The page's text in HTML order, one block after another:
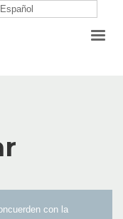
con la
Español